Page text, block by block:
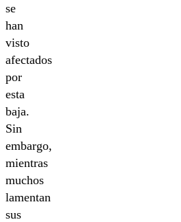
se
han
visto
afectados
por
esta
baja.
Sin
embargo,
mientras
muchos
lamentan
sus